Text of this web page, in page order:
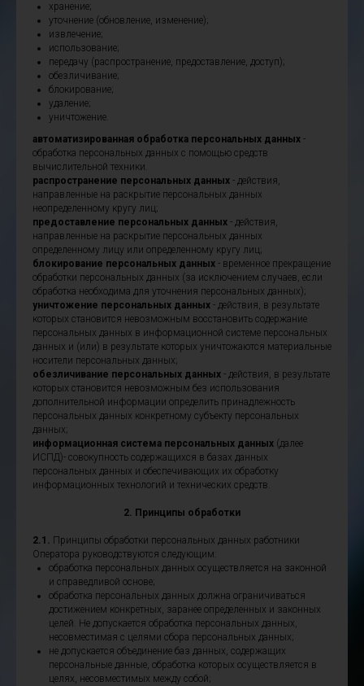
хранение;
уточнение (обновление, изменение);
извлечение;
использование;
передачу (распространение, предоставление, доступ);
обезличивание;
блокирование;
удаление;
уничтожение.
автоматизированная обработка персональных данных -
обработка персональных данных с помощью средств
вычислительной техники.
распространение персональных данных - действия,
направленные на раскрытие персональных данных
неопределенному кругу лиц;
предоставление персональных данных - действия,
направленные на раскрытие персональных данных
определенному лицу или определенному кругу лиц;
блокирование персональных данных - временное прекращение
обработки персональных данных (за исключением случаев, если
обработка необходима для уточнения персональных данных);
уничтожение персональных данных - действия, в результате
которых становится невозможным восстановить содержание
персональных данных в информационной системе персональных
данных и (или) в результате которых уничтожаются материальные
носители персональных данных;
обезличивание персональных данных - действия, в результате
которых становится невозможным без использования
дополнительной информации определить принадлежность
персональных данных конкретному субъекту персональных
данных;
информационная система персональных данных (далее
ИСПД)- совокупность содержащихся в базах данных
персональных данных и обеспечивающих их обработку
информационных технологий и технических средств.
2. Принципы обработки
2.1. Принципы обработки персональных данных работники
Оператора руководствуются следующим:
обработка персональных данных осуществляется на законной
и справедливой основе;
обработка персональных данных должна ограничиваться
достижением конкретных, заранее определенных и законных
целей. Не допускается обработка персональных данных,
несовместимая с целями сбора персональных данных;
не допускается объединение баз данных, содержащих
персональные данные, обработка которых осуществляется в
целях, несовместимых между собой;